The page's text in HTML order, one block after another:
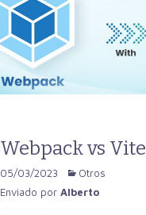
Webpack vs Vite
05/03/2023
Otros
Enviado por Alberto